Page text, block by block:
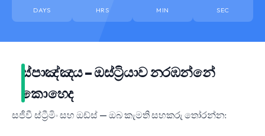
DAYS HRS MIN SEC
ස්පාඤ්ඤය – ඔස්ට්‍රියාව නරඹන්නේ
කොහෙද
සජීවී ස්ට්‍රීමිං සහ ඔඩ්ස් — ඔබ කැමති සහකරු තෝරන්න: